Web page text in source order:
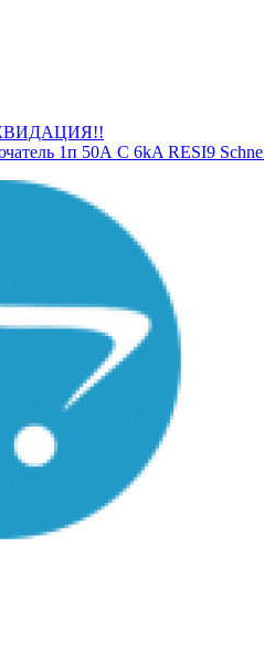
1п 50А С 6kA RESI9